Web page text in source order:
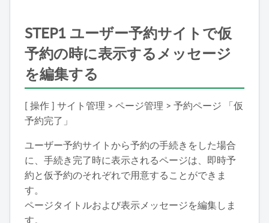
STEP1 ユーザー予約サイトで仮
予約の時に表示するメッセージ
を編集する
[ 操作 ] サイト管理 > ページ管理 > 予約ページ 「仮
予約完了」
ユーザー予約サイトから予約の手続きをした場合
に、手続き完了時に表示されるページは、即時予
約と仮予約のそれぞれで用意することができま
す。
ページタイトルおよび表示メッセージを編集しま
す。